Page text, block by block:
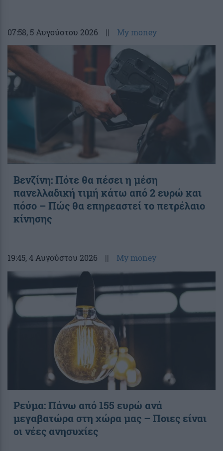
07:58, 5 Αυγούστου 2026 || My money
Βενζίνη: Πότε θα πέσει η μέση
πανελλαδική τιμή κάτω από 2 ευρώ και
πόσο – Πώς θα επηρεαστεί το πετρέλαιο
κίνησης
19:45, 4 Αυγούστου 2026 || My money
Ρεύμα: Πάνω από 155 ευρώ ανά
μεγαβατώρα στη χώρα μας – Ποιες είναι
οι νέες ανησυχίες